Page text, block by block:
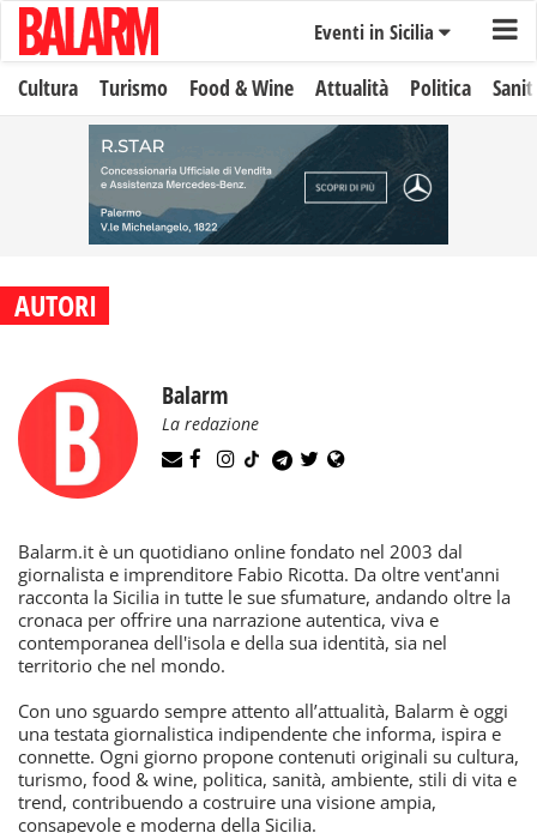
Eventi in Sicilia
Cultura Turismo Food & Wine Attualità Politica
AUTORI
Balarm
La redazione
Balarm.it è un quotidiano online fondato nel 2003 dal
giornalista e imprenditore Fabio Ricotta. Da oltre vent'anni
racconta la Sicilia in tutte le sue sfumature, andando oltre la
cronaca per offrire una narrazione autentica, viva e
contemporanea dell'isola e della sua identità, sia nel
territorio che nel mondo.
Con uno sguardo sempre attento all’attualità, Balarm è oggi
una testata giornalistica indipendente che informa, ispira e
connette. Ogni giorno propone contenuti originali su cultura,
turismo, food & wine, politica, sanità, ambiente, stili di vita e
trend, contribuendo a costruire una visione ampia,
consapevole e moderna della Sicilia.